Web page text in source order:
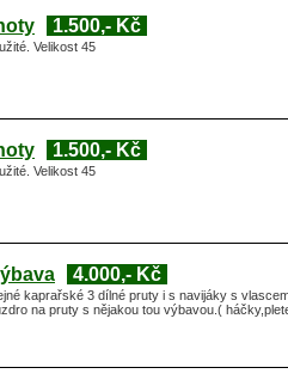
1.500,- Kč
Velikost 45
1.500,- Kč
Velikost 45
4.000,- Kč
kaprařské 3 dílné pruty i s navijáky s
na pruty s nějakou tou výbavou.(